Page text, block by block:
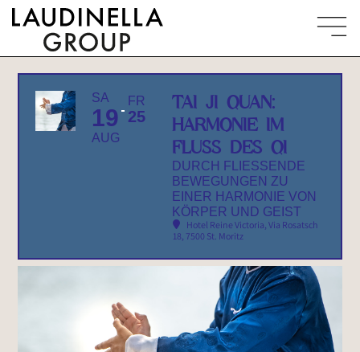
SA
19
AUG
FR
25
TAI JI QUAN:
HARMONIE IM
FLUSS DES QI
DURCH FLIESSENDE
BEWEGUNGEN ZU
EINER HARMONIE VON
KÖRPER UND GEIST
Hotel Reine Victoria, Via Rosatsch
18, 7500 St. Moritz